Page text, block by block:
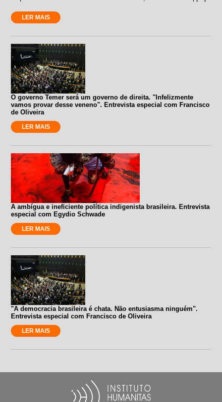
LER MAIS
O governo Temer será um governo de direita. "Infelizmente
vamos provar desse veneno". Entrevista especial com Francisco
de Oliveira
LER MAIS
A ambígua e ineficiente política indigenista brasileira. Entrevista
especial com Egydio Schwade
LER MAIS
"A democracia brasileira é chata. Não entusiasma ninguém".
Entrevista especial com Francisco de Oliveira
LER MAIS